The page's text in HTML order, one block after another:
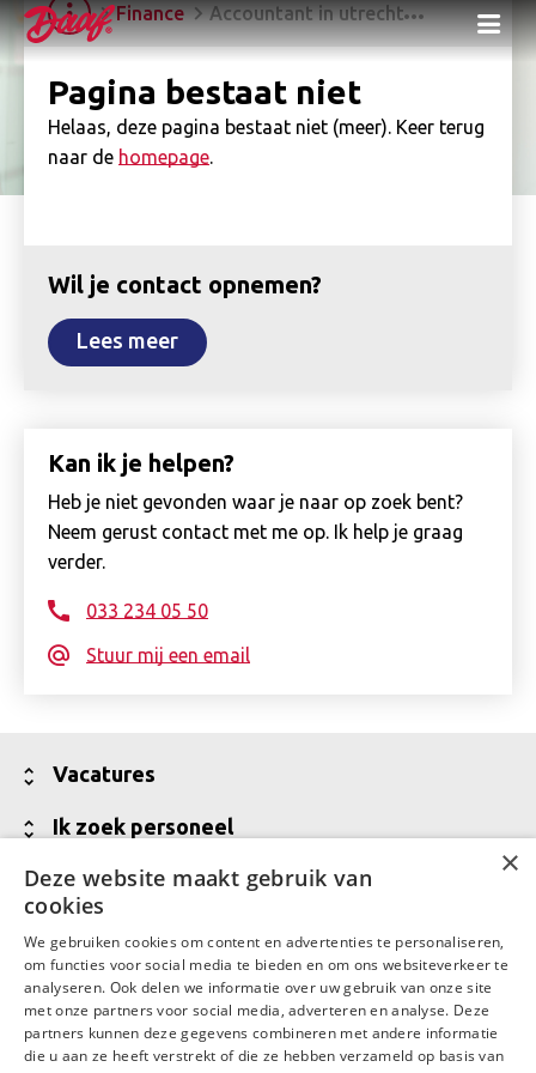
Finance Accountant in utrecht
Pagina bestaat niet
Helaas, deze pagina bestaat niet (meer). Keer terug
naar de homepage.
Wil je contact opnemen?
Lees meer
Kan ik je helpen?
Heb je niet gevonden waar je naar op zoek bent?
Neem gerust contact met me op. Ik help je graag
verder.
033 234 05 50
Stuur mij een email
Vacatures
Toon
Alle vacatures
Ik zoek personeel
Toon
Jouw partner voor werving van talent
Meld een vacature aan
Vraag een offerte aan
Talent in backoffice en financiële administratie
Over Daaf
Toon
minder
Wij zijn Daaf
Waar Daaf voor staat
MVO
Werken bij Daaf
Contact
minder
Contactgegevens
Contactgegevens Daaf Amersfoort
LinkedInFacebook
×
Deze website maakt gebruik van
cookies
We gebruiken cookies om content en advertenties te personaliseren,
om functies voor social media te bieden en om ons websiteverkeer te
analyseren. Ook delen we informatie over uw gebruik van onze site
met onze partners voor social media, adverteren en analyse. Deze
partners kunnen deze gegevens combineren met andere informatie
die u aan ze heeft verstrekt of die ze hebben verzameld op basis van